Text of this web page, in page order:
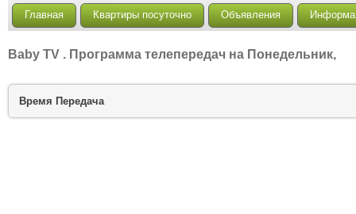
Главная Квартиры посуточно Объявления
Baby TV . Программа телепередач на Понедельник,
Время Передача